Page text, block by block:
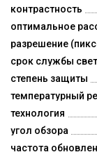
контрастность
оптимальное
разрешение
срок службы
степень защиты
температурный
технология
угол обзора
частота